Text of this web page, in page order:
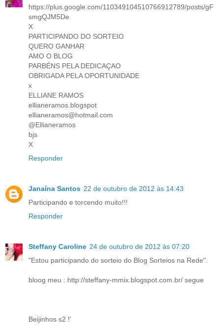
https://plus.google.com/110349104510766912789/posts/gF
smgQJM5De
X
PARTICIPANDO DO SORTEIO
QUERO GANHAR
AMO O BLOG
PARBÉNS PELA DEDICAÇAO
OBRIGADA PELA OPORTUNIDADE
x
ELLIANE RAMOS
ellianeramos.blogspot
ellianeramos@hotmail.com
@Ellianeramos
bjs
X
Responder
Janaína Santos 22 de outubro de 2012 às 14:43
Participando e torcendo muito!!!
Responder
Steffany Caroline 24 de outubro de 2012 às 07:20
"Estou participando do sorteio do Blog Sorteios na Rede".
bloog meu : http://steffany-mmix.blogspot.com.br/ segue
Beijinhos s2 !'